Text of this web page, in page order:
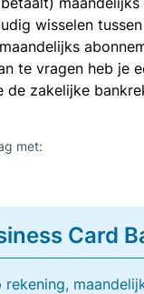
wisselen
te vragen heb je
de zakelijke
met:
Card
rekening,